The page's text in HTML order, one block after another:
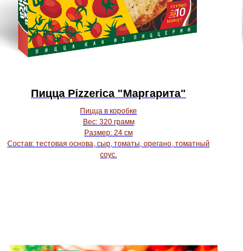
Пицца Pizzerica "Маргарита"
Пицца в коробке
Вес:320 грамм
Размер: 24 см
Состав: тестовая основа, сыр, томаты, орегано, томатный
соус.